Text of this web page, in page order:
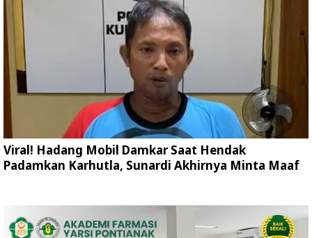
Viral! Hadang Mobil Damkar Saat Hendak
Padamkan Karhutla, Sunardi Akhirnya Minta Maaf